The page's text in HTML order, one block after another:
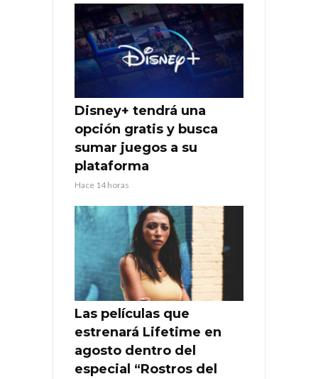
Disney+ tendrá una
opción gratis y busca
sumar juegos a su
plataforma
Hace 14 horas
Las películas que
estrenará Lifetime en
agosto dentro del
especial “Rostros del